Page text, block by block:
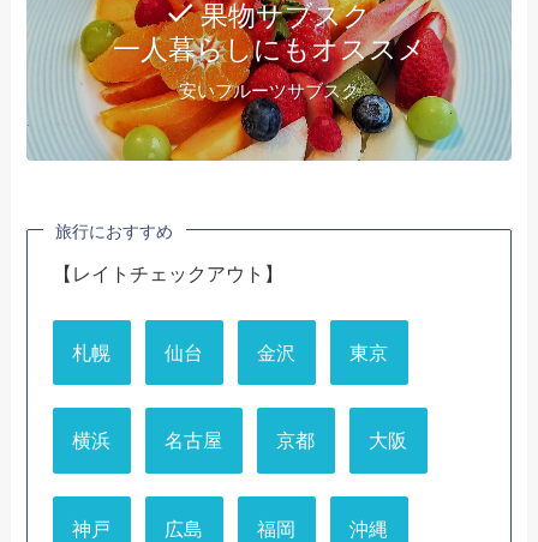
果物サブスク
一人暮らしにもオススメ
安いフルーツサブスク
旅行におすすめ
【レイトチェックアウト】
札幌 仙台 金沢 東京
横浜 名古屋 京都 大阪
神戸 広島 福岡 沖縄